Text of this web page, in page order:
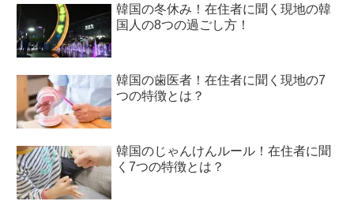
韓国の冬休み！在住者に聞く現地の韓
国人の8つの過ごし方！
韓国の歯医者！在住者に聞く現地の7
つの特徴とは？
韓国のじゃんけんルール！在住者に聞
く7つの特徴とは？